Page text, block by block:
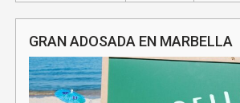
GRAN ADOSADA EN MARBELLA